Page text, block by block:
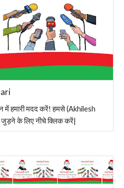
हमारी मदद करें! हमसे (Akhilesh
के लिए नीचे क्लिक करें|